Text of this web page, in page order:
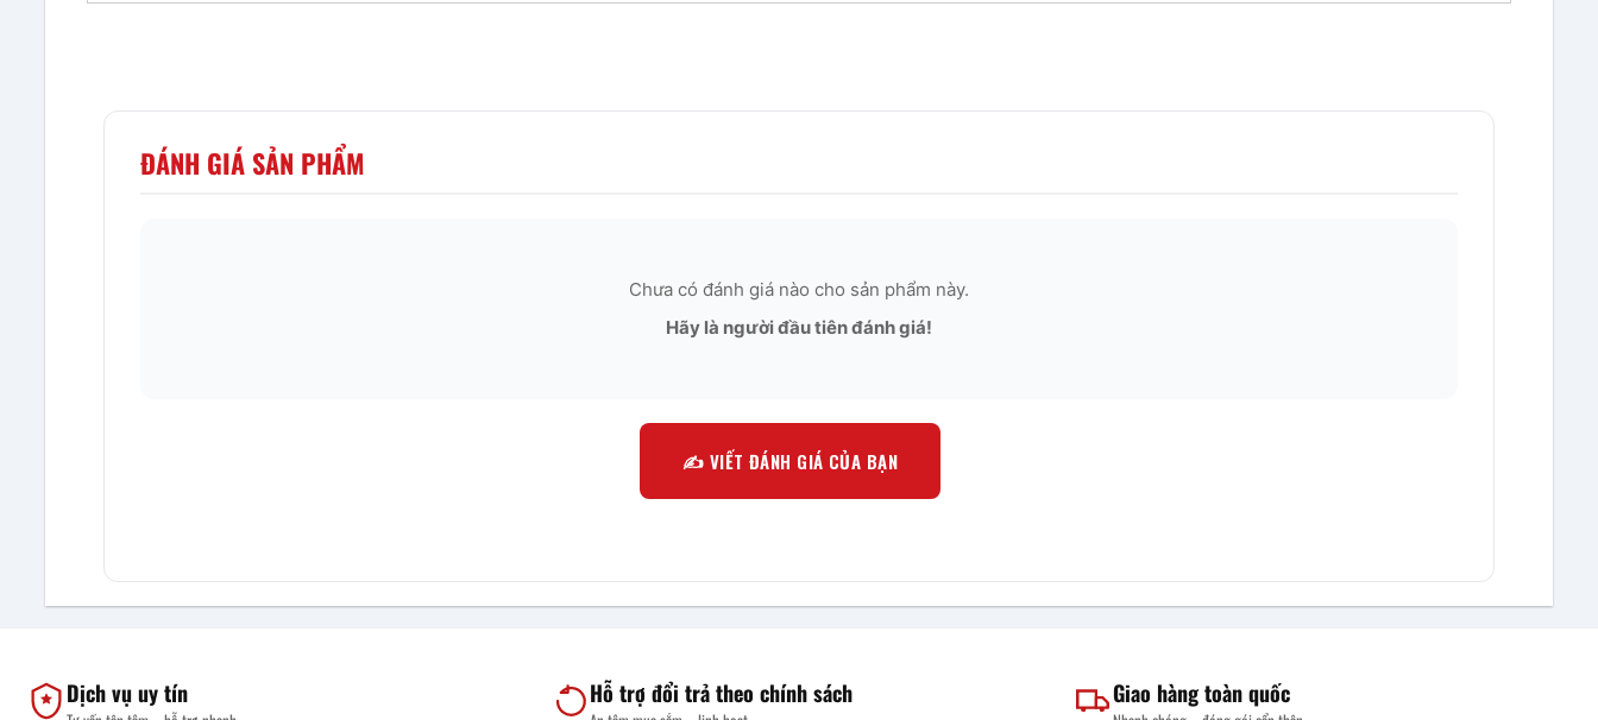
ĐÁNH GIÁ SẢN PHẨM
Chưa có đánh giá nào cho sản phẩm này.
Hãy là người đầu tiên đánh giá!
✍️ VIẾT ĐÁNH GIÁ CỦA BẠN
Dịch vụ uy tín Hỗ trợ đổi trả theo chính sách Giao hàng toàn quốc